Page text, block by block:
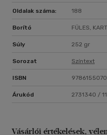
Oldalak száma: 188
Borító FÜLES,
Súly 252 gr
Sorozat Színtext
ISBN
Árukód 2731340 /
Vásárlói értékelések,